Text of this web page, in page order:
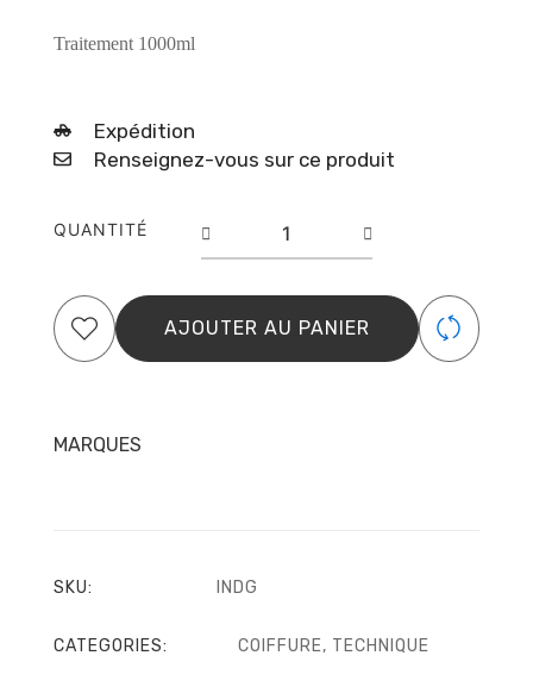
Traitement 1000ml
Expédition
Renseignez-vous sur ce produit
QUANTITÉ
Gloss
indien
AJOUTER AU PANIER
MARQUES
SKU: INDG
CATEGORIES: COIFFURE, TECHNIQUE